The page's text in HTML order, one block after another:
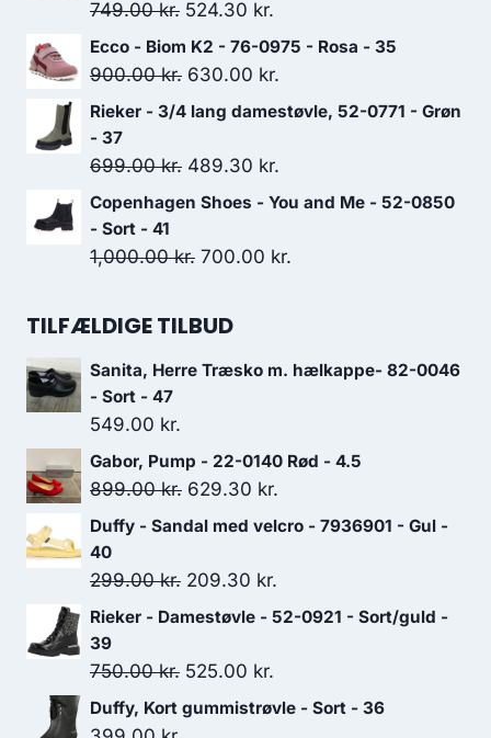
var:
749.00 kr..524.30 kr..
749.00kr. Den
oprindelige
pris
749.00 kr..
524.30 kr.
aktuelle
pris
524.30 kr..
Ecco - Biom K2 - 76-0975 - Rosa - 35
900.00kr. Den
oprindelige
var:
900.00 kr..
630.00 kr.
aktuelle
630.00 kr..
Rieker - 3/4 lang damestøvle, 52-0771 - Grøn
- 37
699.00kr. Den
oprindelige
var:
489.30 kr.
aktuelle
er:
Copenhagen Shoes - You and Me - 52-0850
- Sort - 41
1,000.00kr. Den
pris
1,000.00 kr..
700.00 kr.
700.00 kr..
TILFÆLDIGE TILBUD
Sanita, Herre Træsko m. hælkappe- 82-0046
- Sort - 47
549.00 kr.
Gabor, Pump - 22-0140 Rød - 4.5
899.00kr. Den
oprindelige
var:
899.00 kr..
629.30 kr.
aktuelle
629.30 kr..
Duffy - Sandal med velcro - 7936901 - Gul -
40
299.00kr. Den
oprindelige
var:
299.00 kr..
209.30 kr.
aktuelle
209.30 kr..
Rieker - Damestøvle - 52-0921 - Sort/guld -
39
750.00kr. Den
oprindelige
525.00 kr.
aktuelle
Duffy, Kort gummistrøvle - Sort - 36